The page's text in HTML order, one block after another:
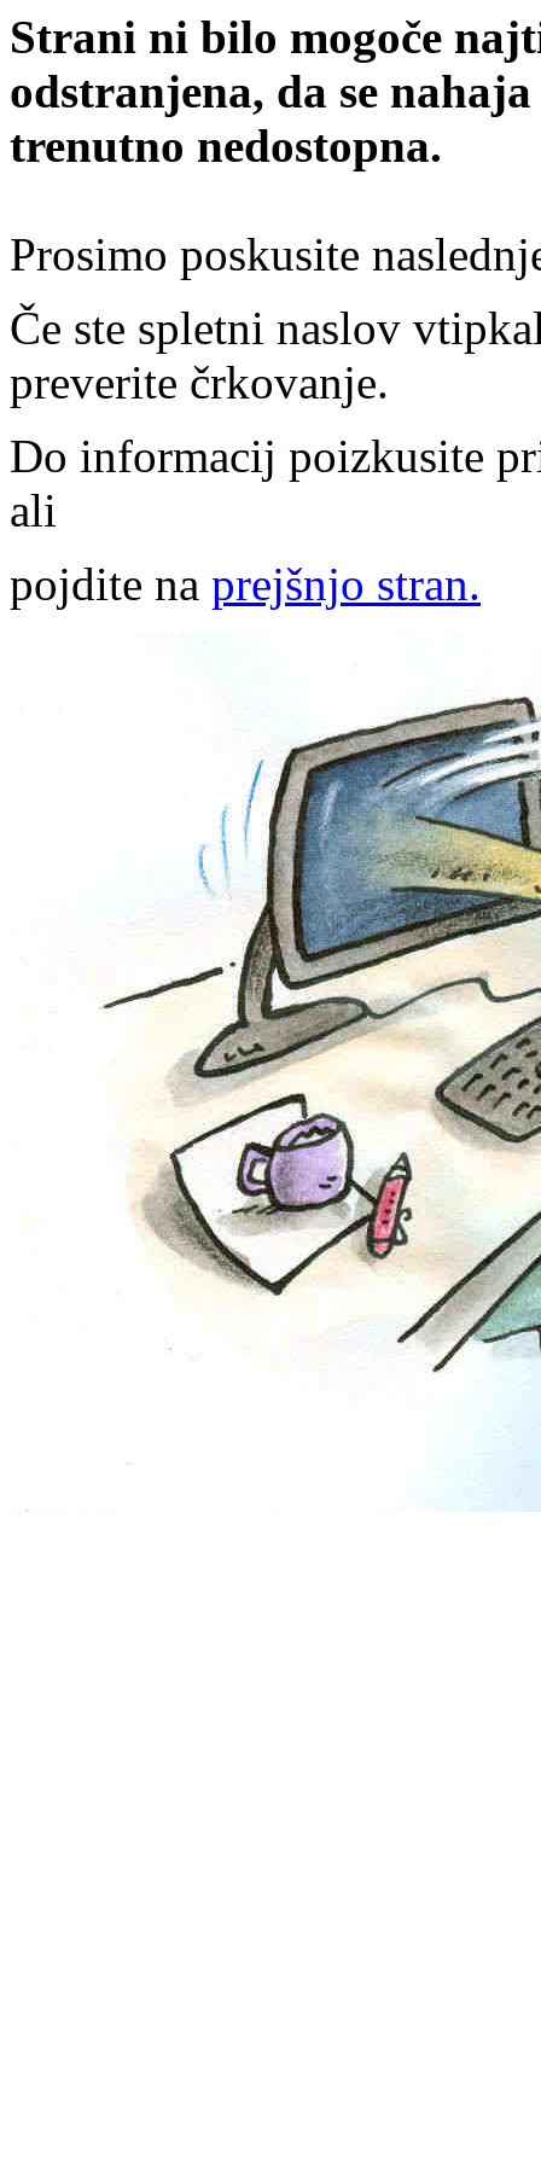
Strani ni bilo mogoče
odstranjena, da se
trenutno nedostopna.
Prosimo poskusite
Če ste spletni naslov
preverite črkovanje.
Do informacij poizkusite
ali
pojdite na prejšnjo stran.